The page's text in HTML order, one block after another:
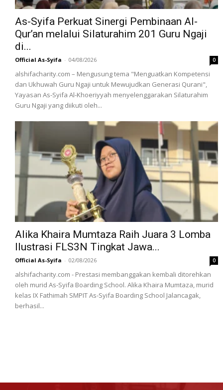
As-Syifa Perkuat Sinergi Pembinaan Al-
Qur’an melalui Silaturahim 201 Guru Ngaji
di...
Official As-Syifa - 04/08/2026 0
alshifacharity.com – Mengusung tema "Menguatkan Kompetensi
dan Ukhuwah Guru Ngaji untuk Mewujudkan Generasi Qurani",
Yayasan As-Syifa Al-Khoeriyyah menyelenggarakan Silaturahim
Guru Ngaji yang diikuti oleh...
Alika Khaira Mumtaza Raih Juara 3 Lomba
Ilustrasi FLS3N Tingkat Jawa...
Official As-Syifa - 02/08/2026 0
alshifacharity.com - Prestasi membanggakan kembali ditorehkan
oleh murid As-Syifa Boarding School. Alika Khaira Mumtaza, murid
kelas IX Fathimah SMPIT As-Syifa Boarding School Jalancagak,
berhasil...